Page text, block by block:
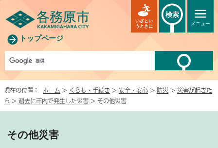
トップページ
メニュー
いざとい
うときに
検索
現在の位置： ホーム > くらし・手続き > 安全・安心 > 防災 > 災害が起きた
ら > 過去に市内で発生した災害 > その他災害
その他災害